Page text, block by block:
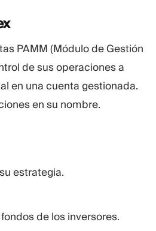
PAMM (Módulo de Gestión
de sus operaciones a
en una cuenta gestionada.
en su nombre.
estrategia.
de los inversores.